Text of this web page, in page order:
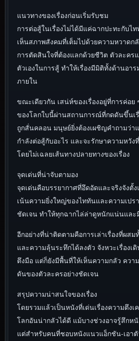
แนวทางของเรื่องก่อนเริ่มรับชม
การต่อสู้ในเรื่องไม่ได้มีแค่ฉากปะทะกับไ
เห็นสภาพสังคมที่เต็มไปด้วยความหวาดก
การตัดสินใจที่ต้องแลกด้วยชีวิต ตัวละคร
ตัวเองในการสู้ ทำให้เรื่องมีมิติทั้งด้านอ
ภายใน
ขณะเดียวกัน เสน่ห์ของเรื่องอยู่ที่การค่อย
ของโลกใบนี้ผ่านสถานการณ์ที่กดดันขึ้นเ
ถูกสั่นคลอน มนุษย์ยิ่งต้องเผชิญคำถามว่า
กำลังต่อสู้กับอะไร และจะรักษาความหวัง
โดยไม่เฉลยเส้นทางปลายทางของเรื่อง
จุดเด่นที่น่าจับตามอง
จุดเด่นคือบรรยากาศที่อึดอัดและจริงจังตั้
เน้นความยิ่งใหญ่ของไททันและความเปร
ชัดเจน ทำให้ทุกฉากไล่ล่าดูหนักแน่นและ
อีกอย่างที่น่าติดตามคือการเล่าเรื่องที่ผส
และความลุ้นระทึกได้ลงตัว จังหวะเรื่องเ
ตึงมือ แต่ก็ยังมีพื้นที่ให้เห็นความกลัว ควา
ดันของตัวละครอย่างชัดเจน
สรุปความน่าสนใจของเรื่อง
โดยรวมแล้วเป็นหนังที่เด่นเรื่องความตึงเ
โลกอันน่ากลัวได้ดี แม้บางช่วงอาจรู้สึกห
แต่สำหรับคนที่ชอบหนังแนวแอ็กชัน-เอา